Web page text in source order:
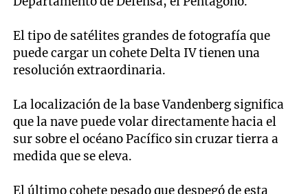
El tipo de satélites grandes de fotografía que
puede cargar un cohete Delta IV tienen una
resolución extraordinaria.
La localización de la base Vandenberg significa
que la nave puede volar directamente hacia el
sur sobre el océano Pacífico sin cruzar tierra a
medida que se eleva.
El último cohete pesado que despegó de esta